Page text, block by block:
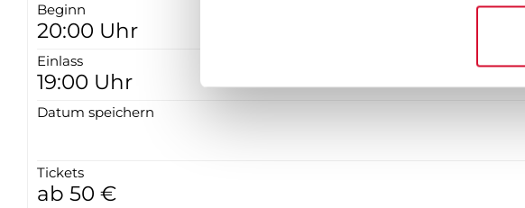
Beginn
20:00 Uhr
Einlass
19:00 Uhr
Datum speichern
Tickets
ab 50 €